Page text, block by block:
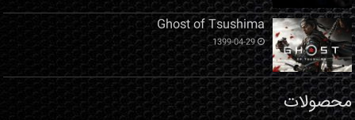
Ghost of Tsushima
1399-04-29
محصولات